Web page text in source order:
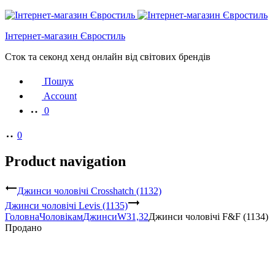
Інтернет-магазин Євростиль
Сток та секонд хенд онлайн від світових брендів
Пошук
Account
0
0
Product navigation
Джинси чоловічі Crosshatch (1132)
Джинси чоловічі Levis (1135)
ГоловнаЧоловікамДжинсиW31,32Джинси чоловічі F&F (1134)
Продано